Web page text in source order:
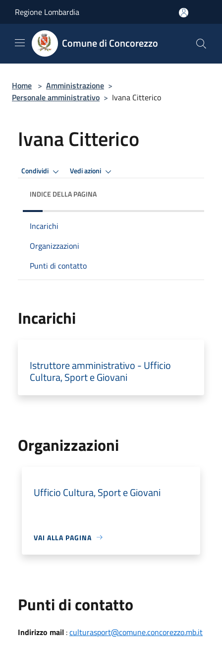
Regione Lombardia
Comune di Concorezzo
Home > Amministrazione >
Personale amministrativo > Ivana Citterico
Ivana Citterico
Condividi Vedi azioni
INDICE DELLA PAGINA
Incarichi
Organizzazioni
Punti di contatto
Incarichi
Istruttore amministrativo - Ufficio
Cultura, Sport e Giovani
Organizzazioni
Ufficio Cultura, Sport e Giovani
VAI ALLA PAGINA
Punti di contatto
Indirizzo mail :culturasport@comune.concorezzo.mb.it